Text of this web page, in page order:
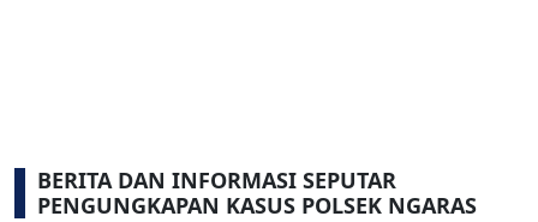
BERITA DAN INFORMASI SEPUTAR
PENGUNGKAPAN KASUS POLSEK NGARAS